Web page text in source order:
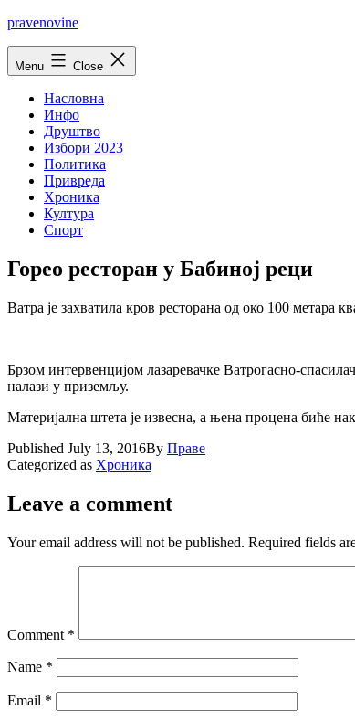
Skip
pravenovine
Menu Close
Насловна
Инфо
Друштво
Избори 2023
Политика
Привреда
Хроника
Култура
Спорт
Горео ресторан у Бабиној реци
Ватра је захватила кров ресторана од око 100 метара
Брзом интервенцијом лазаревачке Ватрогасно-
налази у приземљу.
Материјална штета је извесна, а њена процена биће
Published July 13, 2016By Праве
Categorized as Хроника
Leave a comment
Your email address will not be published. Required fields
Comment *
Name *
Email *